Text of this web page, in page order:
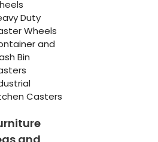
Duty
Wheels
and
Bin
Casters